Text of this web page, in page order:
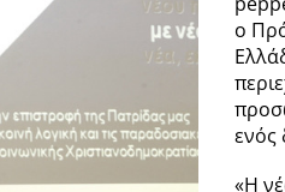
ο
ενός
«Η